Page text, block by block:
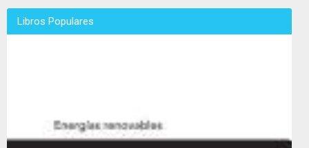
Libros Populares